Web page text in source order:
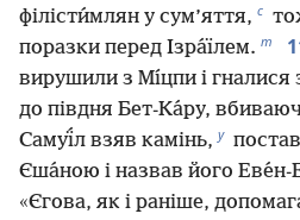
філісти́млян у сум’яття, с
поразки перед Ізра́їлем. т
вирушили з Мı́цпи і гналися
до півдня Бет-Ка́ру,
Самуї́л взяв камінь, у
Єша́ною і назвав його Еве́н-
«Єгова, як і раніше,